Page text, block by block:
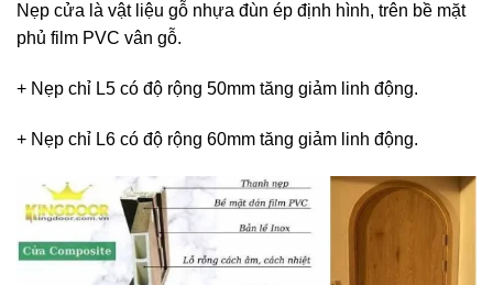
Nẹp cửa là vật liệu gỗ nhựa đùn ép định hình, trên bề mặt
phủ film PVC vân gỗ.
+ Nẹp chỉ L5 có độ rộng 50mm tăng giảm linh động.
+ Nẹp chỉ L6 có độ rộng 60mm tăng giảm linh động.